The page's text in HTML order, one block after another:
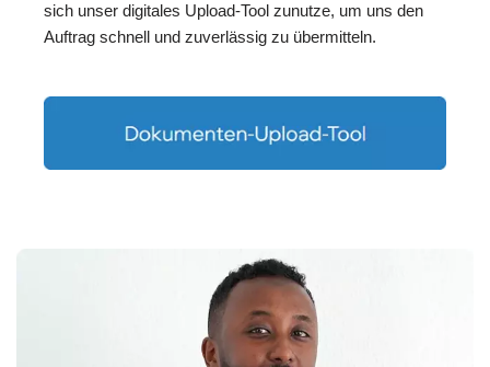
sich unser digitales Upload-Tool zunutze, um uns den
Auftrag schnell und zuverlässig zu übermitteln.